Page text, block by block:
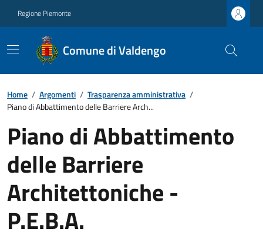
Regione Piemonte
Comune di Valdengo
Home / Argomenti / Trasparenza amministrativa /
Piano di Abbattimento delle Barriere Arch...
Piano di Abbattimento
delle Barriere
Architettoniche -
P.E.B.A.